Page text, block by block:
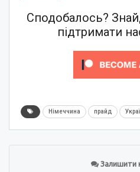
Сподобалось?
підтримати
Німеччина прайд
Залишити